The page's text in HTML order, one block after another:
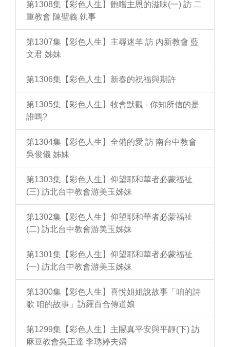
第1308集【彩色人生】飽嚐主恩的滋味(一) 訪 二
重教會 陳聖義 執事
第1307集【彩色人生】主尋迷羊 訪 內新教會 藍
文君 姊妹
第1306集【彩色人生】新春的祝福與期許
第1305集【彩色人生】牧會默觀 - 你知所信的是
誰嗎?
第1304集【彩色人生】全備的愛 訪 南台中教會
吳俊儀 姊妹
第1303集【彩色人生】仰望耶和華者必蒙福祉
(三) 訪北台中教會游美玉姊妹
第1302集【彩色人生】仰望耶和華者必蒙福祉
(二) 訪北台中教會游美玉姊妹
第1301集【彩色人生】仰望耶和華者必蒙福祉
(一) 訪北台中教會游美玉姊妹
第1300集【彩色人生】喜悅姐姐說故事「咱的詩
歌 咱的故事」訪羅百合傳道娘
第1299集【彩色人生】主賜真平安與平靜(下) 訪
麻豆教會吳正達 李琇婷夫婦